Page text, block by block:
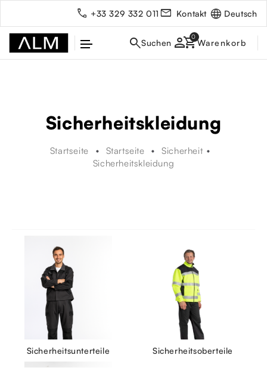
+33 329 332 011 Kontakt Deutsch
person
Sicherheitskleidung
Startseite Startseite
Sicherheit
Sicherheitskleidung
Sicherheitsunterteile Sicherheitsoberteile